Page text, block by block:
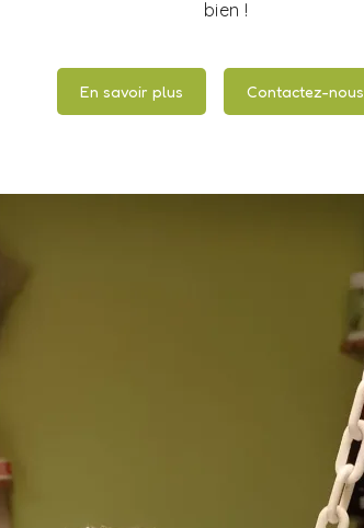
bien !
En savoir plus Contactez-nous